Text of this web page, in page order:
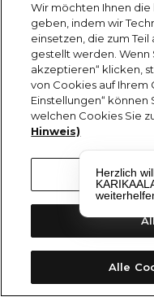
KARIKAALA
Alle
Wir möchten Ihnen
geben, indem wir
einsetzen, die zum
gestellt werden. Wenn
akzeptieren“ klicken,
von Cookies auf Ihrem
Einstellungen“ können
welchen Cookies Sie
Hinweis)
Alle
Herzlich